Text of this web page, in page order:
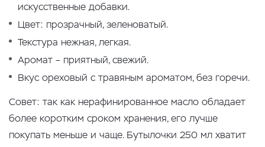
искусственные добавки.
Цвет: прозрачный, зеленоватый.
Текстура нежная, легкая.
Аромат – приятный, свежий.
Вкус ореховый с травяным ароматом, без горечи.
Совет: так как нерафинированное масло обладает
более коротким сроком хранения, его лучше
покупать меньше и чаще. Бутылочки 250 мл хватит